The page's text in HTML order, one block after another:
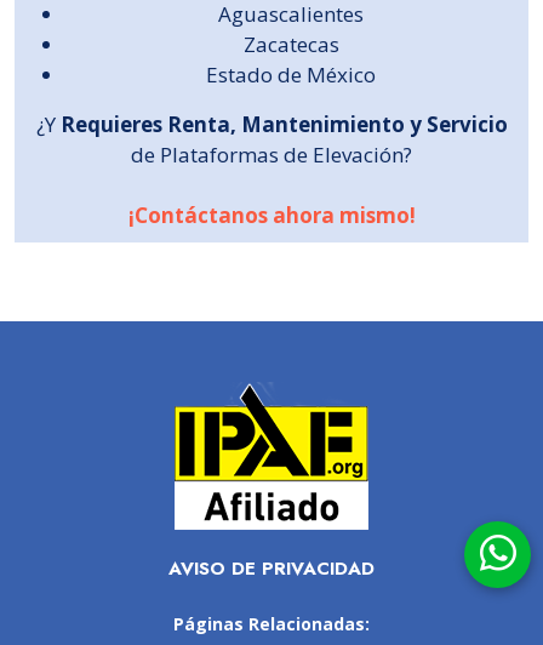
Aguascalientes
Zacatecas
Estado de México
¿Y Requieres Renta, Mantenimiento y Servicio
de Plataformas de Elevación?
¡Contáctanos ahora mismo!
AVISO DE PRIVACIDAD
Páginas Relacionadas: